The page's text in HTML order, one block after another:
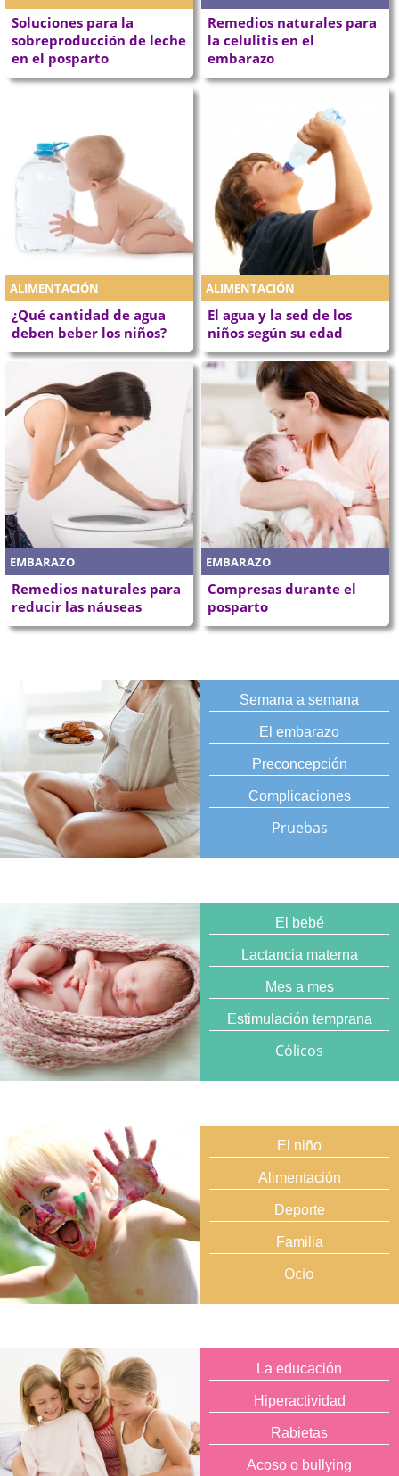
Soluciones para la
sobreproducción de leche
en el posparto
Remedios naturales para
la celulitis en el
embarazo
ALIMENTACIÓN
¿Qué cantidad de agua
deben beber los niños?
ALIMENTACIÓN
El agua y la sed de los
niños según su edad
EMBARAZO
Remedios naturales para
reducir las náuseas
EMBARAZO
Compresas durante el
posparto
Semana a semana
El embarazo
Preconcepción
Complicaciones
Pruebas
El bebé
Lactancia materna
Mes a mes
Estimulación temprana
Cólicos
El niño
Alimentación
Deporte
Familia
Ocio
La educación
Hiperactividad
Rabietas
Acoso o bullying